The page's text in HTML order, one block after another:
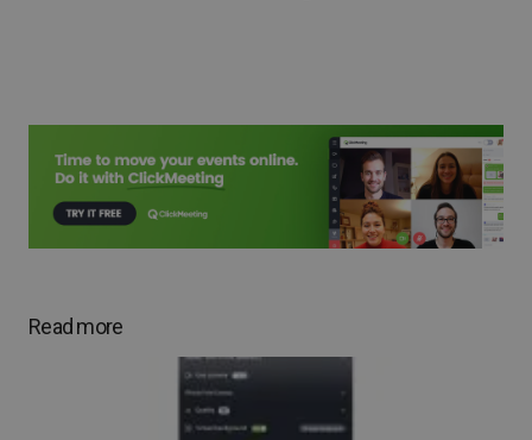
Read more